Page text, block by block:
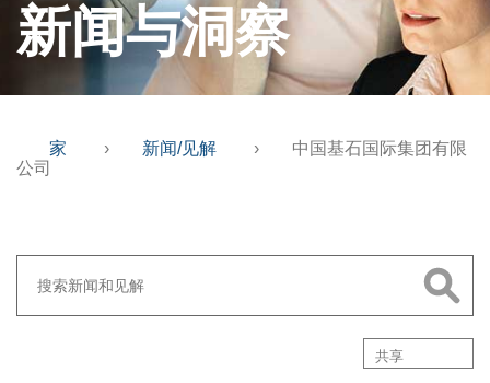
新闻与洞察
家 › 新闻/见解 ›
中国基石国际集团有限
公司
共享